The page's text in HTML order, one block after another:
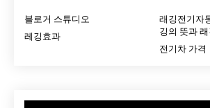
블로거 스튜디오
래깅전기자
깅의 뜻과
레깅효과
전기차 가격